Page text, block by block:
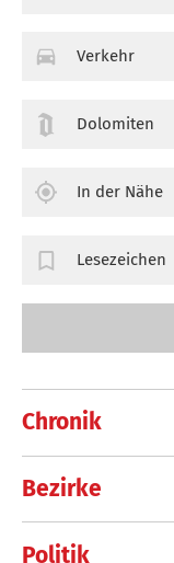
Chronik
Bezirke
Politik
Verkehr
Dolomiten
In der Nähe
Lesezeichen